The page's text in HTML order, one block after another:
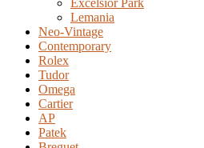
Lemania
Neo-Vintage
Contemporary
Rolex
Tudor
Omega
Cartier
AP
Patek